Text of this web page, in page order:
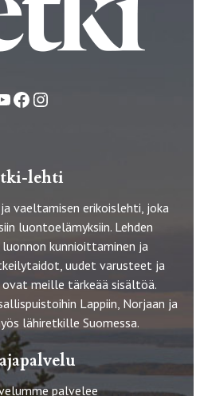
FacebookInstagram
lehti
vaeltamisen erikoislehti, joka
luontoelämyksiin. Lehden
kunnioittaminen ja
uudet varusteet ja
meille tärkeää sisältöä.
Lappiin, Norjaan ja
lähiretkille Suomessa.
palvelee